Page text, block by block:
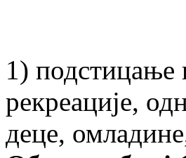
1) подстицање
рекреације,
деце,